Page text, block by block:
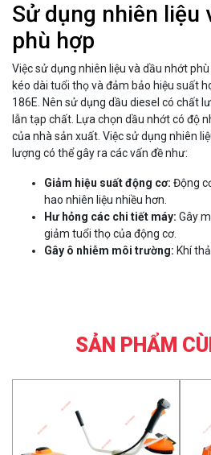
Sử dụng nhiên liệu
phù hợp
Việc sử dụng nhiên liệu và dầu nhớt
kéo dài tuổi thọ và đảm bảo hiệu suất
186E. Nên sử dụng dầu diesel có chất
lẫn tạp chất. Lựa chọn dầu nhớt có độ
của nhà sản xuất. Việc sử dụng nhiên
lượng có thể gây ra các vấn đề như:
Giảm hiệu suất động cơ: Động
hao nhiên liệu nhiều hơn.
Hư hỏng các chi tiết máy: Gây
giảm tuổi thọ của động cơ.
Gây ô nhiễm môi trường: Khí
SẢN PHẨM